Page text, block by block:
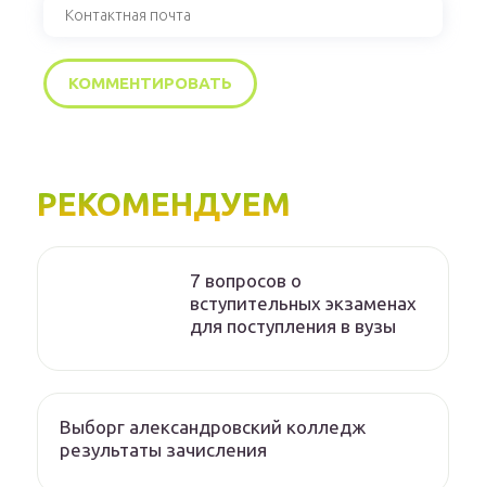
РЕКОМЕНДУЕМ
7 вопросов о
вступительных экзаменах
для поступления в вузы
Выборг александровский колледж
результаты зачисления